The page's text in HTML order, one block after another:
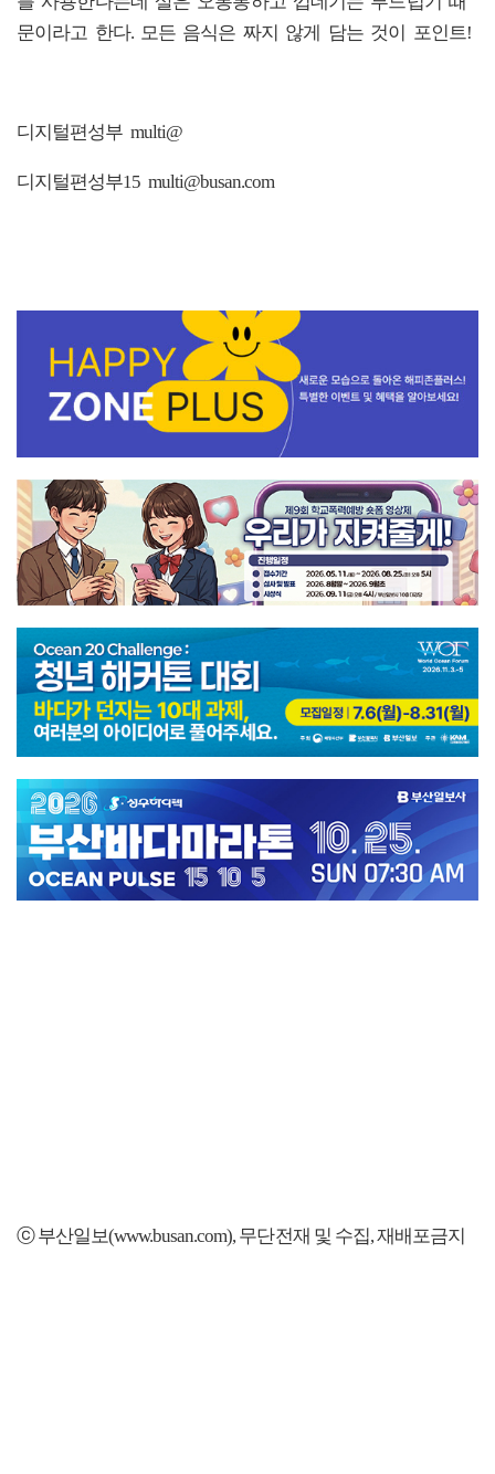
문이라고 한다. 모든 음식은 짜지 않게 담는 것이 포인트!
디지털편성부 multi@
디지털편성부15 multi@busan.com
ⓒ 부산일보(www.busan.com), 무단전재 및 수집, 재배포금지